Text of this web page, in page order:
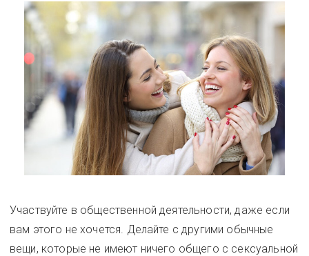
Участвуйте в общественной деятельности, даже если
вам этого не хочется. Делайте с другими обычные
вещи, которые не имеют ничего общего с сексуальной